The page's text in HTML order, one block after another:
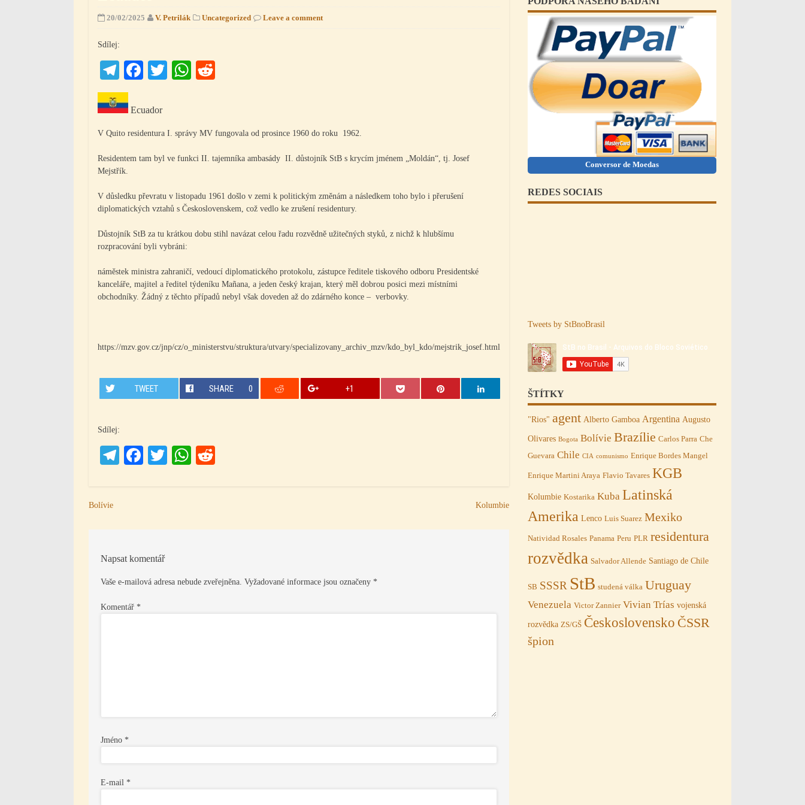
20/02/2025 V. Petrilák Uncategorized Leave a comment
Sdílej:
Telegram
Facebook
TwitterWhatsApp
Ecuador
V Quito residentura I. správy MV fungovala od prosince 1960 do roku 1962.
Residentem tam byl ve funkci II. tajemníka ambasády II. důstojník StB s krycím jménem „Moldán“, tj. Josef
Mejstřík.
V důsledku převratu v listopadu 1961 došlo v zemi k politickým změnám a následkem toho bylo i přerušení
diplomatických vztahů s Československem, což vedlo ke zrušení residentury.
Důstojník StB za tu krátkou dobu stihl navázat celou řadu rozvědně užitečných styků, z nichž k hlubšímu
rozpracování byli vybráni:
náměstek ministra zahraničí, vedoucí diplomatického protokolu, zástupce ředitele tiskového odboru Presidentské
kanceláře, majitel a ředitel týdeníku Mañana, a jeden český krajan, který měl dobrou posici mezi místními
obchodníky. Žádný z těchto případů nebyl však doveden až do zdárného konce – verbovky.
https://mzv.gov.cz/jnp/cz/o_ministerstvu/struktura/utvary/specializovany_archiv_mzv/kdo_byl_kdo/mejstrik_josef.html
TWEET SHARE 0 +1
Sdílej:
Telegram
Facebook
TwitterWhatsApp
Navigace
pro
Bolívie Kolumbie
Napsat komentář
Vaše e-mailová adresa nebude zveřejněna. Vyžadované informace jsou označeny *
Komentář *
Jméno *
E-mail *
Conversor de Moedas
REDES SOCIAIS
Tweets by StBnoBrasil
ŠTÍTKY
"Rios" agent Alberto Gamboa Argentina Augusto
Olivares Bogota Bolívie Brazílie Carlos Parra Che
Guevara Chile CIA comunismo Enrique Bordes Mangel
Enrique Martini Araya Flavio Tavares KGB
Kolumbie Kostarika Kuba Latinská
Amerika Lenco Luis Suarez Mexiko
Natividad Rosales Panama Peru PLR residentura
rozvědka Salvador Allende Santiago de Chile
SB SSSR StB studená válka Uruguay
Venezuela Victor Zannier Vivian Trías vojenská
rozvědka ZS/GŠ Československo ČSSR
špion